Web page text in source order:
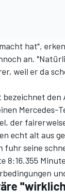
hat",
an.
weil er da
Mercedes-
der
echt alt aus
seine
8:16.355